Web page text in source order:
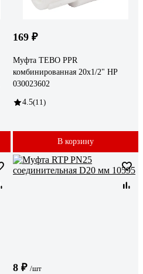
169 ₽
Муфта TEBO PPR
комбинированная 20x1/2" НР
030023602
4.5(11)
В корзину
8 ₽ /шт